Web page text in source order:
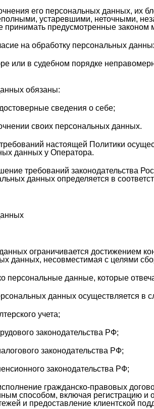
его персональных данных, их
устаревшими, неточными,
принимать предусмотренные
на обработку персональных
или в судебном порядке
обязаны:
сведения о себе;
своих персональных данных.
настоящей Политики
данных у Оператора.
требований законодательства
данных определяется в
ограничивается достижением
данных, несовместимая с целями
персональные данные, которые
данных осуществляется в
учета;
законодательства РФ;
законодательства РФ;
законодательства РФ;
гражданско-правовых
способом, включая регистрацию и
и предоставление клиентской